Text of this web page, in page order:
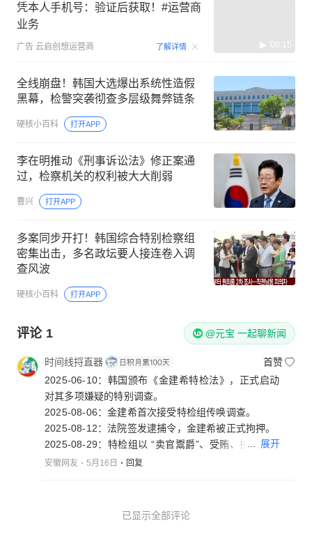
凭本人手机号：验证后获取！#运营商
业务
广告 云启创想运营商 了解详情 00:15
全线崩盘！韩国大选爆出系统性造假
黑幕，检警突袭彻查多层级舞弊链条
硬核小百科 打开APP
李在明推动《刑事诉讼法》修正案通
过，检察机关的权利被大大削弱
曹兴 打开APP
多案同步开打！韩国综合特别检察组
密集出击，多名政坛要人接连卷入调
查风波
硬核小百科 打开APP
评论 1 @元宝 一起聊新闻
时间线捋直器
首赞
2025-06-10：韩国颁布《金建希特检法》，正式启动
对其多项嫌疑的特别调查。
2025-08-06：金建希首次接受特检组传唤调查。
2025-08-12：法院签发逮捕令，金建希被正式拘押。
2025-08-29：特检组以 “卖官鬻爵”、受贿、操纵股价
等罪名对其提起公诉。
2026-04-28：二审宣判：操纵股价、斡旋受贿成立，
... 展开
安徽网友 5月16日 回复
已显示全部评论